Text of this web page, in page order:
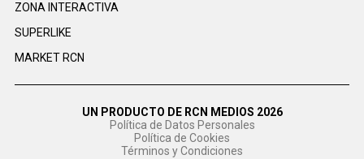
ZONA INTERACTIVA
SUPERLIKE
MARKET RCN
UN PRODUCTO DE RCN MEDIOS 2026
Política de Datos Personales
Política de Cookies
Términos y Condiciones